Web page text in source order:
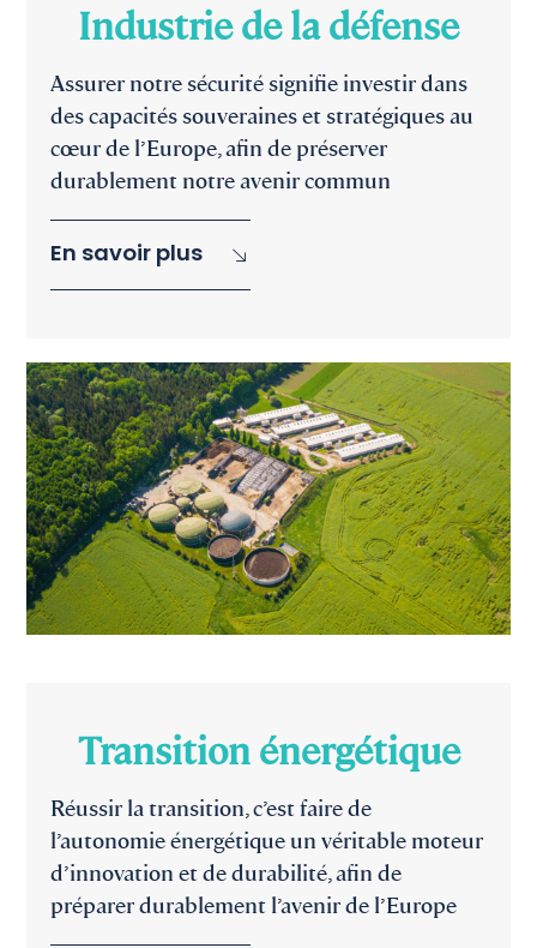
Industrie de la défense
Assurer notre sécurité signifie investir dans
des capacités souveraines et stratégiques au
cœur de l’Europe, afin de préserver
durablement notre avenir commun
En savoir plus
Transition énergétique
Réussir la transition, c’est faire de
l’autonomie énergétique un véritable moteur
d’innovation et de durabilité, afin de
préparer durablement l’avenir de l’Europe